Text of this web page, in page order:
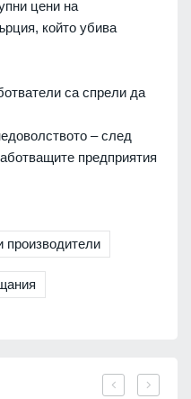
цени на
който убива
са спрели да
– след
предприятия
производители